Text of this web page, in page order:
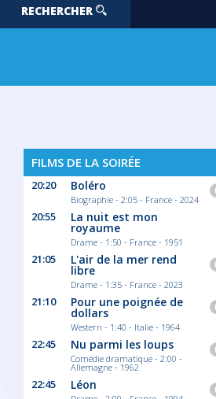
RECHERCHER
FILMS DE LA SOIRÉE
20:20 Boléro
Biographie - 2:05 - France - 2024
20:55 La nuit est mon
royaume
Drame - 1:50 - France - 1951
21:05 L'air de la mer rend
libre
Drame - 1:35 - France - 2023
21:10 Pour une poignée de
dollars
Western - 1:40 - Italie - 1964
22:45 Nu parmi les loups
Comédie dramatique - 2:00 -
Allemagne - 1962
22:45 Léon